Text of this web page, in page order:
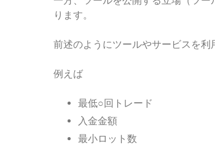
ります。
前述のようにツールやサービスを利
例えば
最低○回トレード
入金金額
最小ロット数